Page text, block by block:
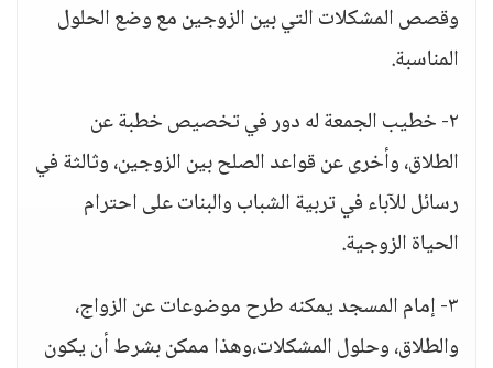
وقصص المشكلات التي بين الزوجين مع وضع الحلول
المناسبة.
٢- خطيب الجمعة له دور في تخصيص خطبة عن
الطلاق، وأخرى عن قواعد الصلح بين الزوجين، وثالثة في
رسائل للآباء في تربية الشباب والبنات على احترام
الحياة الزوجية.
٣- إمام المسجد يمكنه طرح موضوعات عن الزواج،
والطلاق، وحلول المشكلات،وهذا ممكن بشرط أن يكون